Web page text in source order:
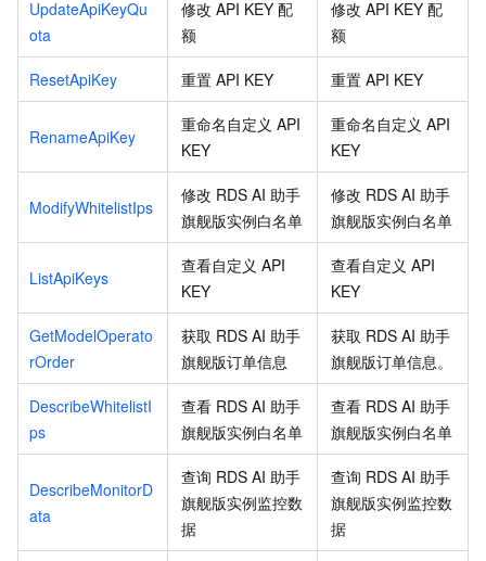
UpdateApiKeyQu
ota
修改 API KEY 配
额
修改 API KEY 配
额
ResetApiKey 重置 API KEY 重置 API KEY
RenameApiKey
重命名自定义 API
KEY
重命名自定义 API
KEY
ModifyWhitelistIps
修改 RDS AI 助手
旗舰版实例白名单
修改 RDS AI 助手
旗舰版实例白名单
ListApiKeys
查看自定义 API
KEY
查看自定义 API
KEY
GetModelOperato
rOrder
获取 RDS AI 助手
旗舰版订单信息
获取 RDS AI 助手
旗舰版订单信息。
DescribeWhitelistI
ps
查看 RDS AI 助手
旗舰版实例白名单
查看 RDS AI 助手
旗舰版实例白名单
DescribeMonitorD
ata
查询 RDS AI 助手
旗舰版实例监控数
据
查询 RDS AI 助手
旗舰版实例监控数
据